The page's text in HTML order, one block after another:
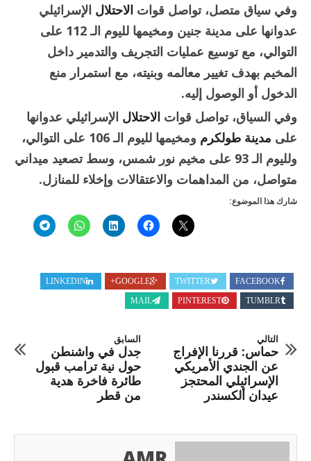
وفي سياق متصل، تواصل قواتالاحتلالالإسرائيلي
عدوانها على مدينة جنين ومخيمها لليوم الـ 112 على
التوالي، مع توسيع عمليات التجريف والتدمير داخل
المخيم بهدف تغيير معالمه وبنيته، مع استمرار منع
الدخول أو الوصول إليه.
وفي السياق، تواصل قواتالاحتلالالإسرائيلي عدوانها
علىمدينة طولكرم
ومخيمها لليوم الـ 106 على التوالي،
ولليوم الـ 93 على مخيم نور شمس، وسط تصعيد ميداني
متواصل، من المداهمات والاعتقالات وإخلاء للمنازل.
شارك هذا الموضوع:
FACEBOOK
TWITTER
GOOGLE+
LINKEDIN
TUMBLR
PINTEREST
MAIL
السابق
جدل في واشنطن
حول نية ترامب قبول
طائرة فاخرة هدية
من قطر
التالي
حماس: قررنا الإفراج
عن الجندي الأمريكي
الإسرائيلي المحتجز
عيدان ألكسندر